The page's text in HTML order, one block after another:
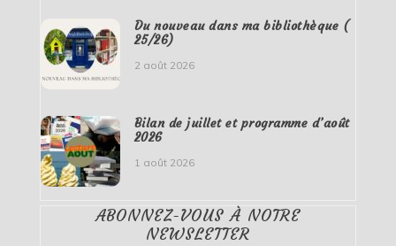
Du nouveau dans ma bibliothèque (
25/26)
2 août 2026
Bilan de juillet et programme d’août
2026
1 août 2026
ABONNEZ-VOUS À NOTRE
NEWSLETTER